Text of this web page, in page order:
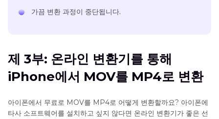
가끔 변환 과정이 중단됩니다.
제 3부: 온라인 변환기를 통해
iPhone에서 MOV를 MP4로 변환
아이폰에서 무료로 MOV를 MP4로 어떻게 변환할까요? 아이폰에
타사 소프트웨어를 설치하고 싶지 않다면 온라인 변환기가 좋은 선